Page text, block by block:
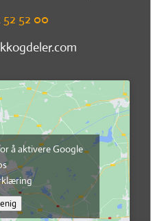
52 52 00
å aktivere Google